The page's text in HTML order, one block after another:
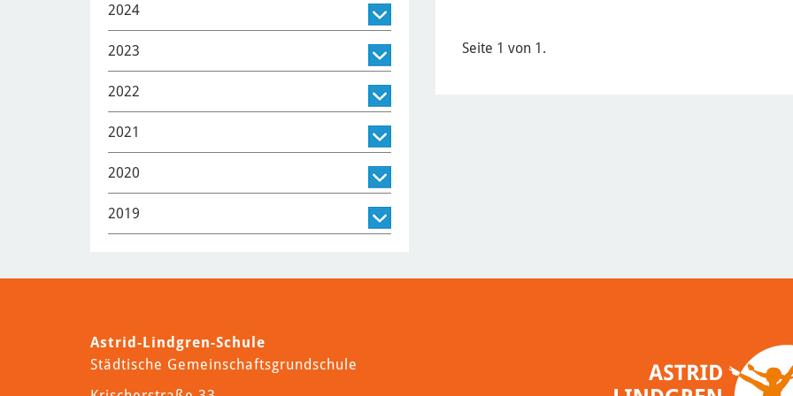
Seite 1 von 1.
2024
2023
2022
2021
2020
2019
Astrid-Lindgren-Schule
Städtische Gemeinschaftsgrundschule